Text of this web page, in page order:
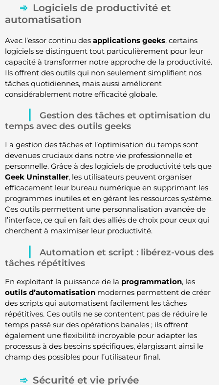
Logiciels de productivité et
automatisation
Avec l’essor continu des applications geeks, certains
logiciels se distinguent tout particulièrement pour leur
capacité à transformer notre approche de la productivité.
Ils offrent des outils qui non seulement simplifient nos
tâches quotidiennes, mais aussi améliorent
considérablement notre efficacité globale.
Gestion des tâches et optimisation du
temps avec des outils geeks
La gestion des tâches et l’optimisation du temps sont
devenues cruciaux dans notre vie professionnelle et
personnelle. Grâce à des logiciels de productivité tels que
Geek Uninstaller, les utilisateurs peuvent organiser
efficacement leur bureau numérique en supprimant les
programmes inutiles et en gérant les ressources système.
Ces outils permettent une personnalisation avancée de
l’interface, ce qui en fait des alliés de choix pour ceux qui
cherchent à maximiser leur productivité.
Automation et script : libérez-vous des
tâches répétitives
En exploitant la puissance de la programmation, les
outils d’automatisation modernes permettent de créer
des scripts qui automatisent facilement les tâches
répétitives. Ces outils ne se contentent pas de réduire le
temps passé sur des opérations banales ; ils offrent
également une flexibilité incroyable pour adapter les
processus à des besoins spécifiques, élargissant ainsi le
champ des possibles pour l’utilisateur final.
Sécurité et vie privée